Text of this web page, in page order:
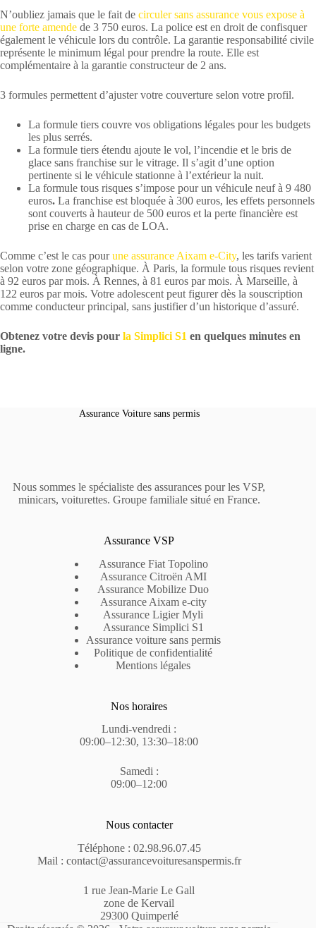
N’oubliez jamais que le fait de circuler sans assurance vous expose à
une forte amende de 3 750 euros. La police est en droit de confisquer
également le véhicule lors du contrôle. La garantie responsabilité civile
représente le minimum légal pour prendre la route. Elle est
complémentaire à la garantie constructeur de 2 ans.
3 formules permettent d’ajuster votre couverture selon votre profil.
La formule tiers couvre vos obligations légales pour les budgets
les plus serrés.
La formule tiers étendu ajoute le vol, l’incendie et le bris de
glace sans franchise sur le vitrage. Il s’agit d’une option
pertinente si le véhicule stationne à l’extérieur la nuit.
La formule tous risques s’impose pour un véhicule neuf à 9 480
euros. La franchise est bloquée à 300 euros, les effets personnels
sont couverts à hauteur de 500 euros et la perte financière est
prise en charge en cas de LOA.
Comme c’est le cas pourune assurance Aixam e-City, les tarifs varient
selon votre zone géographique. À Paris, la formule tous risques revient
à 92 euros par mois. À Rennes, à 81 euros par mois. À Marseille, à
122 euros par mois. Votre adolescent peut figurer dès la souscription
comme conducteur principal, sans justifier d’un historique d’assuré.
Obtenez votre devis pour la Simplici S1 en quelques minutes en
ligne.
Assurance Voiture sans permis
Nous sommes le spécialiste des assurances pour les VSP,
minicars, voiturettes. Groupe familiale situé en France.
Assurance VSP
Assurance Fiat Topolino
Assurance Citroën AMI
Assurance Mobilize Duo
Assurance Aixam e-city
Assurance Ligier Myli
Assurance Simplici S1
Assurance voiture sans permis
Politique de confidentialité
Mentions légales
Nos horaires
Lundi-vendredi :
09:00–12:30, 13:30–18:00
Samedi :
09:00–12:00
Nous contacter
Téléphone : 02.98.96.07.45
Mail : contact@assurancevoituresanspermis.fr
1 rue Jean-Marie Le Gall
zone de Kervail
29300 Quimperlé